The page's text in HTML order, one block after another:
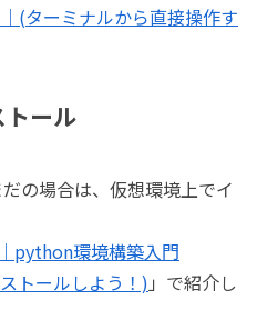
(ターミナルから直接操作す
ール
の場合は、仮想環境上でイ
python環境構築入門
トールしよう！) 」で紹介し